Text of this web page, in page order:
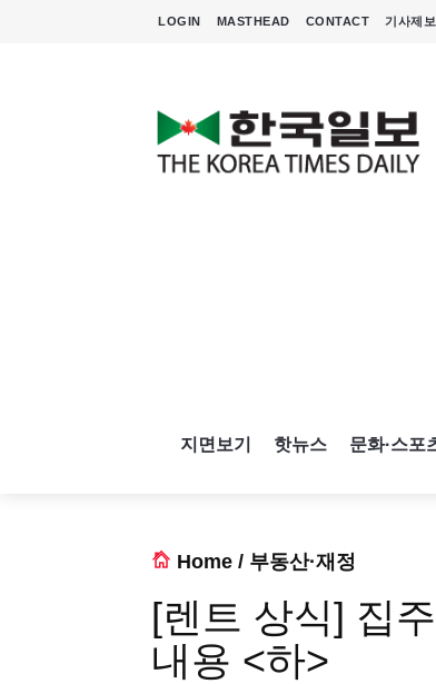
LOGIN MASTHEAD CONTACT 기사제보
지면보기 핫뉴스 문화·스포
Home / 부동산·재정
[렌트 상식] 집
내용 <하>